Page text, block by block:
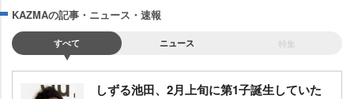
KAZMAの記事・ニュース・速報
すべて ニュース 特集
しずる池田、2月上旬に第1子誕生していた